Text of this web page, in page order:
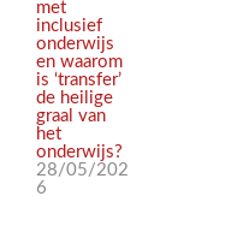
met
inclusief
onderwijs
en waarom
is ‘transfer’
de heilige
graal van
het
onderwijs?
28/05/202
6